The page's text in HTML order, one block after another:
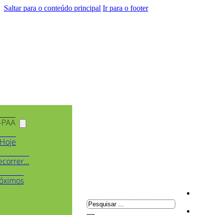
Saltar para o conteúdo principal Ir para o footer
Pesquisar